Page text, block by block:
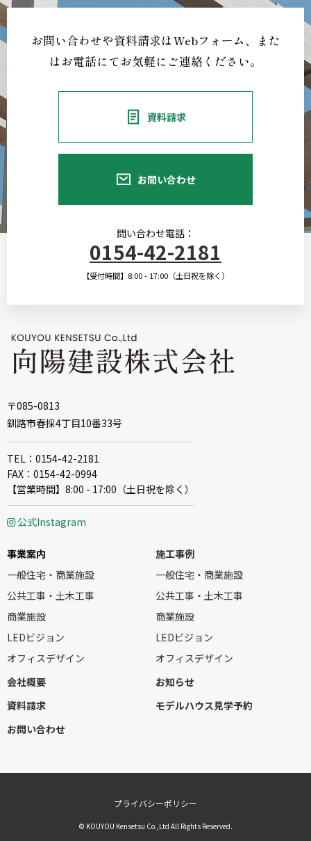
お問い合わせや資料請求はWebフォーム、
また
はお電話にてお気軽にご連絡ください。
資料請求
お問い合わせ
問い合わせ電話：
0154-42-2181
【受付時間】8:00 - 17:00（土日祝を除く）
〒085-0813
釧路市春採4丁目10番33号
TEL：0154-42-2181
FAX：0154-42-0994
【営業時間】8:00 - 17:00（土日祝を除く）
公式Instagram
事業案内
一般住宅・商業施設
公共工事・土木工事
商業施設
LEDビジョン
オフィスデザイン
施工事例
一般住宅・商業施設
公共工事・土木工事
商業施設
LEDビジョン
オフィスデザイン
会社概要
お知らせ
資料請求
モデルハウス見学予約
お問い合わせ
© KOUYOU Kensetsu Co.,Ltd All Rights Reserved.
プライバシーポリシー